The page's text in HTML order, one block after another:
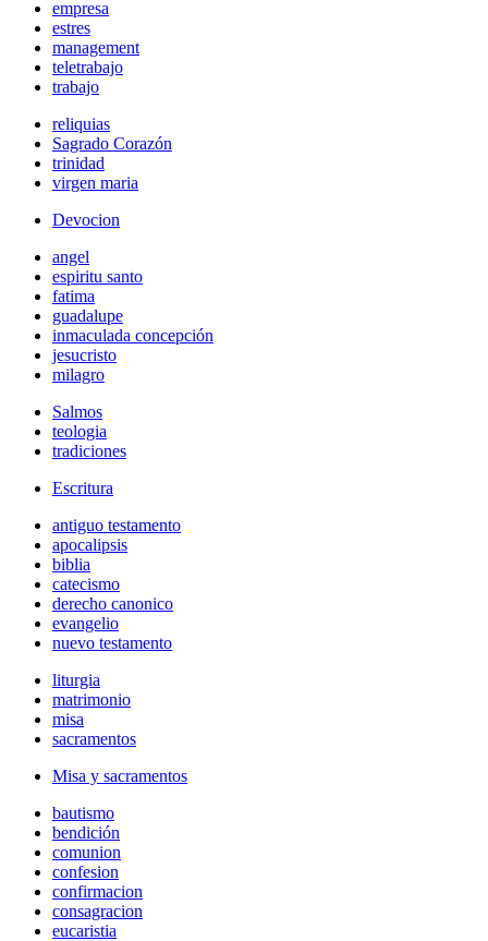
empresa
estres
management
teletrabajo
trabajo
reliquias
Sagrado Corazón
trinidad
virgen maria
Devocion
angel
espiritu santo
fatima
guadalupe
inmaculada concepción
jesucristo
milagro
Salmos
teologia
tradiciones
Escritura
antiguo testamento
apocalipsis
biblia
catecismo
derecho canonico
evangelio
nuevo testamento
liturgia
matrimonio
misa
sacramentos
Misa y sacramentos
bautismo
bendición
comunion
confesion
confirmacion
consagracion
eucaristia